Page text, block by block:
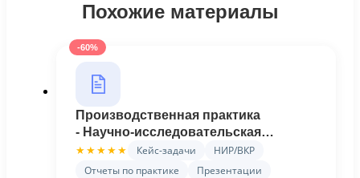
Похожие материалы
-60%
Производственная практика
- Научно-исследовательская
работа.м_Ю_Гп(3,4)_2405
Юриспруденция Профиль
★★★★★ Кейс-задачи
НИР/ВКР
Отчеты по практике
Презентации